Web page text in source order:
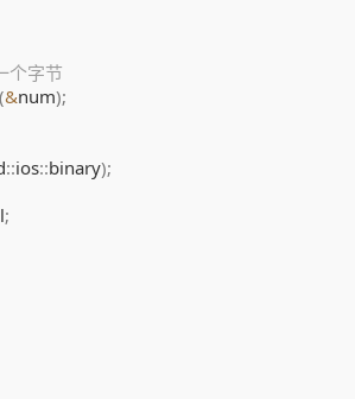
个字节
(&num);
::ios::binary);
;